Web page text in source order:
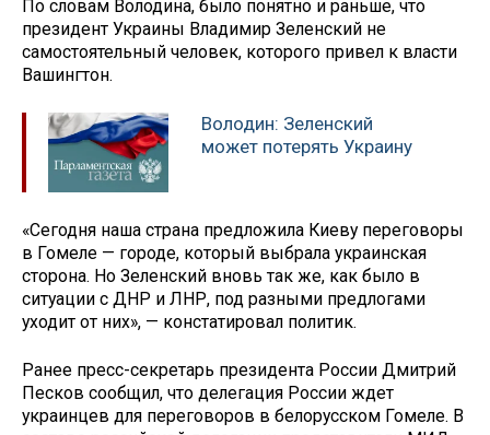
По словам Володина, было понятно и раньше, что
президент Украины Владимир Зеленский не
самостоятельный человек, которого привел к власти
Вашингтон.
Володин: Зеленский
может потерять Украину
«Сегодня наша страна предложила Киеву переговоры
в Гомеле — городе, который выбрала украинская
сторона. Но Зеленский вновь так же, как было в
ситуации с ДНР и ЛНР, под разными предлогами
уходит от них», — констатировал политик.
Ранее пресс-секретарь президента России Дмитрий
Песков сообщил, что делегация России ждет
украинцев для переговоров в белорусском Гомеле. В